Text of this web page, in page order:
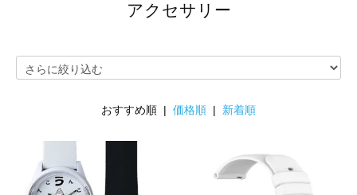
アクセサリー
おすすめ順 | 価格順 | 新着順